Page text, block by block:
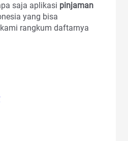
saja aplikasi pinjaman
yang bisa
rangkum daftarnya